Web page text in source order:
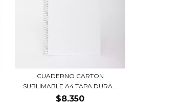
CUADERNO CARTON
SUBLIMABLE A4 TAPA DURA...
$8.350